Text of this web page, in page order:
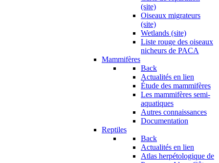
(site)
Oiseaux migrateurs
(site)
Wetlands (site)
Liste rouge des oiseaux
nicheurs de PACA
Mammifères
Back
Actualités en lien
Étude des mammifères
Les mammifères semi-
aquatiques
Autres connaissances
Documentation
Reptiles
Back
Actualités en lien
Atlas herpétologique de